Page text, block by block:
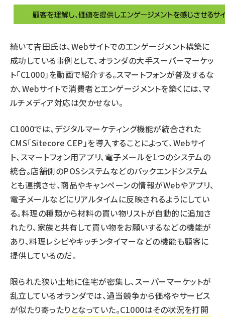
続いて吉田氏は、Webサイトでのエンゲージメント構築に
成功している事例として、オランダの大手スーパーマーケッ
ト「C1000」を動画で紹介する。スマートフォンが普及するな
か、Webサイトで消費者とエンゲージメントを築くには、マ
ルチメディア対応は欠かせない。
C1000では、デジタルマーケティング機能が統合された
CMS「Sitecore CEP」を導入することによって、Webサイ
ト、スマートフォン用アプリ、電子メールを1つのシステムの
統合。店舗側のPOSシステムなどのバックエンドシステム
とも連携させ、商品やキャンペーンの情報がWebやアプリ、
電子メールなどにリアルタイムに反映されるようにしてい
る。料理の種類から材料の買い物リストが自動的に追加さ
れたり、家族と共有して買い物をお願いするなどの機能が
あり、料理レシピやキッチンタイマーなどの機能も顧客に
提供しているのだ。
限られた狭い土地に住宅が密集し、スーパーマーケットが
乱立しているオランダでは、過当競争から価格やサービス
が似たり寄ったりとなっていた。C1000はその状況を打開